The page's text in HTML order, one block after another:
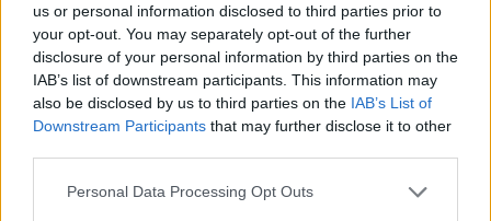
us or personal information disclosed to third parties prior to
your opt-out. You may separately opt-out of the further
disclosure of your personal information by third parties on the
IAB’s list of downstream participants. This information may
also be disclosed by us to third parties on the IAB’s List of
Downstream Participants that may further disclose it to other
Please note that this website/app uses one or more Google
Personal Data Processing Opt Outs
Polanski ügyvédei a múlt héten ismételten
kérvényezték egy Los Angeles-i bíróságon az
ügy törlését a több mint harminc évvel
ezelőtt lezajlott bírósági eljárás hibáira
hivatkozva. Korábbi, hasonló kérelmüket az
év elején elutasította a bíróság, az új kérelem
ügyében pedig még nem döntött.